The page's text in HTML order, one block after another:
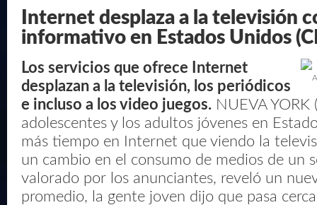
Internet desplaza a la televisión
informativo en Estados Unidos
Los servicios que ofrece Internet
desplazan a la televisión, los periódicos
e incluso a los video juegos. NUEVA YORK
adolescentes y los adultos jóvenes en
más tiempo en Internet que viendo la
un cambio en el consumo de medios de un
valorado por los anunciantes, reveló un
promedio, la gente joven dijo que pasa